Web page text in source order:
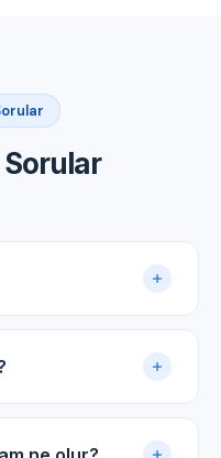
Sorular
sahip tüm tıp
yürütülür. Canlı
ders notlarıyla